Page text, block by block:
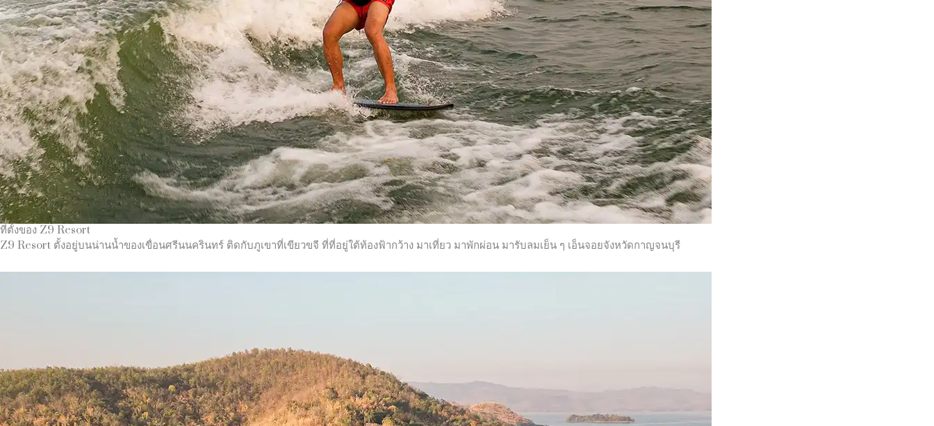
ที่ตั้งของ Z9 Resort
Z9 Resort ตั้งอยู่บนน่านน้ำของเขื่อนศรีนนครินทร์ ติดกับภูเขาที่เขียวขจี ที่ที่อยู่ใต้ท้องฟ้ากว้าง มาเที่ยว มาพักผ่อน มารับลมเย็น ๆ เอ็นจอยจังหวัดกาญจนบุรี